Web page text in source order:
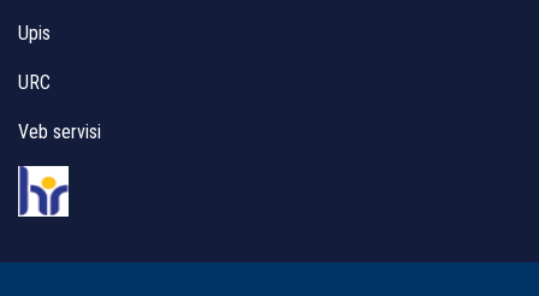
Upis
URC
Veb servisi